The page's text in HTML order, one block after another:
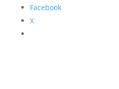
Facebook
X